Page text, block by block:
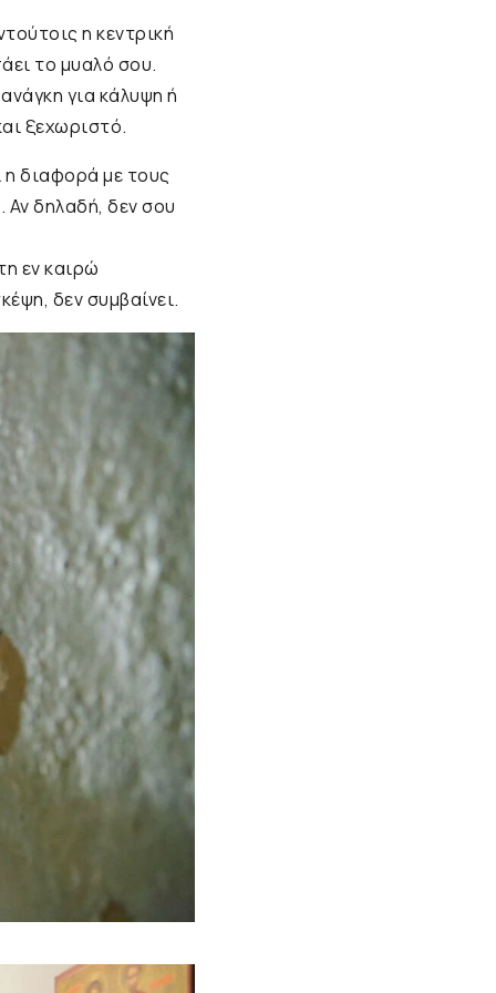
η κεντρική
το μυαλό σου.
για κάλυψη ή
ξεχωριστό.
η διαφορά με τους
Αν δηλαδή, δεν σου
εν καιρώ
δεν συμβαίνει.